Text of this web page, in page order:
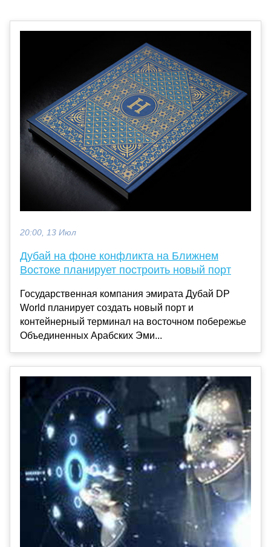
20:00, 13 Июл
Дубай на фоне конфликта на Ближнем
Востоке планирует построить новый порт
Государственная компания эмирата Дубай DP
World планирует создать новый порт и
контейнерный терминал на восточном побережье
Объединенных Арабских Эми...